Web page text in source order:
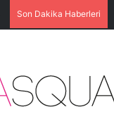
Son Dakika Haberleri